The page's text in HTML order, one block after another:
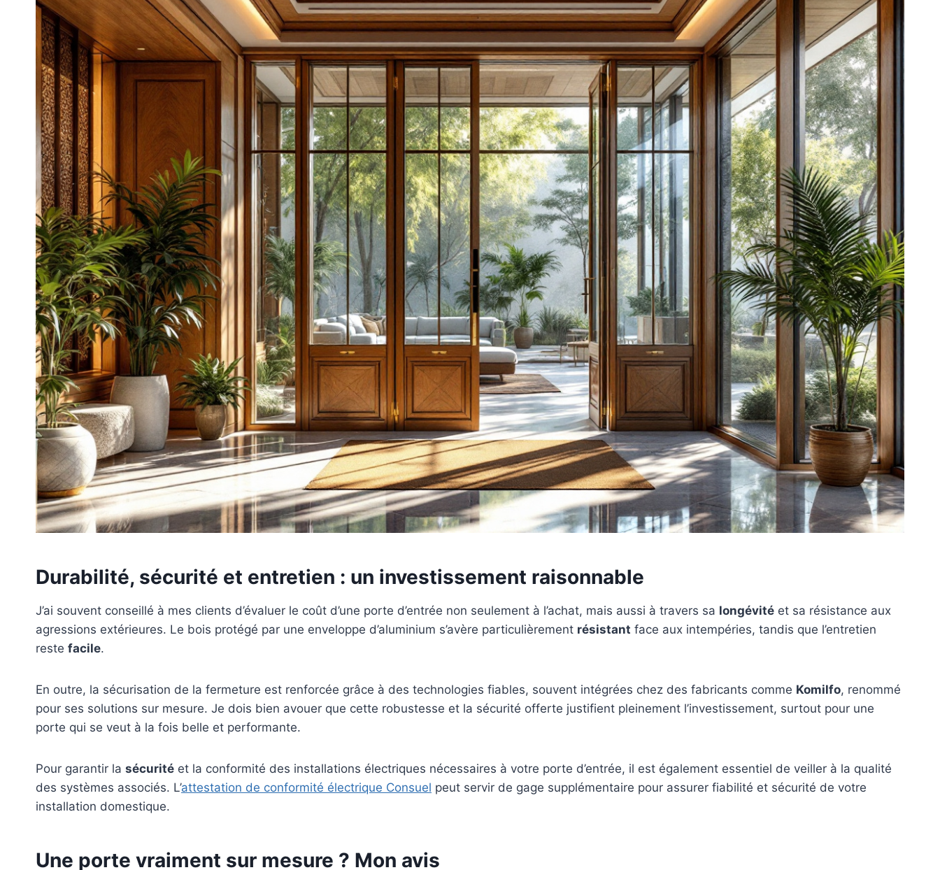
Durabilité, sécurité et entretien : un investissement raisonnable
J’ai souvent conseillé à mes clients d’évaluer le coût d’une porte d’entrée non seulement à l’achat, mais aussi à travers sa longévité et sa résistance aux
agressions extérieures. Le bois protégé par une enveloppe d’aluminium s’avère particulièrement résistant face aux intempéries, tandis que l’entretien
reste facile.
En outre, la sécurisation de la fermeture est renforcée grâce à des technologies fiables, souvent intégrées chez des fabricants comme Komilfo, renommé
pour ses solutions sur mesure. Je dois bien avouer que cette robustesse et la sécurité offerte justifient pleinement l’investissement, surtout pour une
porte qui se veut à la fois belle et performante.
Pour garantir la sécurité et la conformité des installations électriques nécessaires à votre porte d’entrée, il est également essentiel de veiller à la qualité
des systèmes associés. L’attestation de conformité électrique Consuel peut servir de gage supplémentaire pour assurer fiabilité et sécurité de votre
installation domestique.
Une porte vraiment sur mesure ? Mon avis